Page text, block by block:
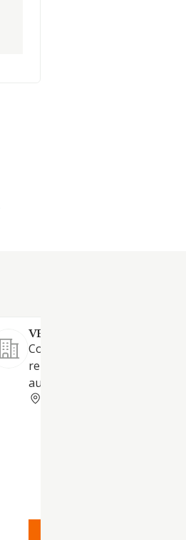
VEHICLES DAYTONA SL
Comercio al por mayor y
reparación de vehículos
automóviles, turismos.